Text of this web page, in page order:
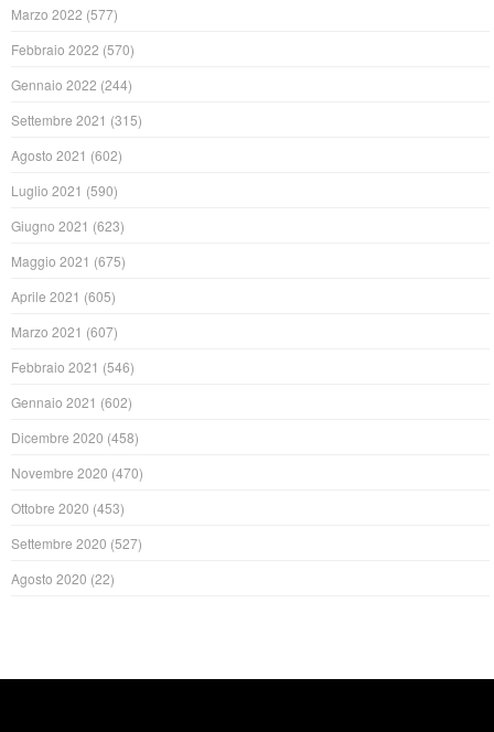
Marzo 2022 (577)
Febbraio 2022 (570)
Gennaio 2022 (244)
Settembre 2021 (315)
Agosto 2021 (602)
Luglio 2021 (590)
Giugno 2021 (623)
Maggio 2021 (675)
Aprile 2021 (605)
Marzo 2021 (607)
Febbraio 2021 (546)
Gennaio 2021 (602)
Dicembre 2020 (458)
Novembre 2020 (470)
Ottobre 2020 (453)
Settembre 2020 (527)
Agosto 2020 (22)